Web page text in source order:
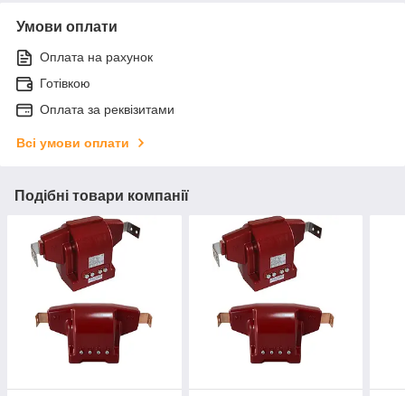
Умови оплати
Оплата на рахунок
Готівкою
Оплата за реквізитами
Всі умови оплати
Подібні товари компанії